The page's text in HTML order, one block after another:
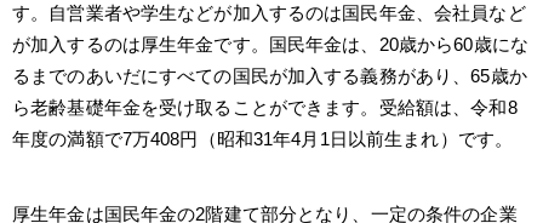
す。自営業者や学生などが加入するのは国民年金、会社員など
が加入するのは厚生年金です。国民年金は、20歳から60歳にな
るまでのあいだにすべての国民が加入する義務があり、65歳か
ら老齢基礎年金を受け取ることができます。受給額は、令和8
年度の満額で7万408円（昭和31年4月1日以前生まれ）です。
厚生年金は国民年金の2階建て部分となり、一定の条件の企業